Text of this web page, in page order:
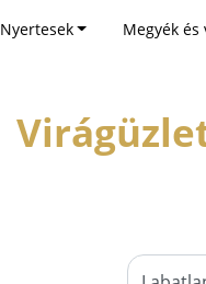
Nyertesek Megyék és